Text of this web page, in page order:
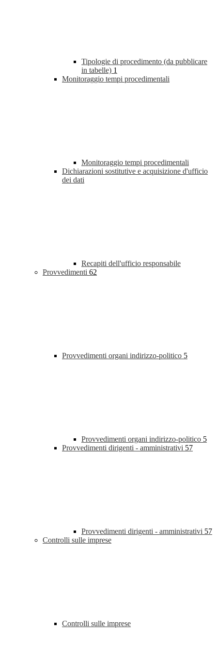
Tipologie di procedimento (da pubblicare
in tabelle) 1
Monitoraggio tempi procedimentali
Monitoraggio tempi procedimentali
Dichiarazioni sostitutive e acquisizione d'ufficio
dei dati
Recapiti dell'ufficio responsabile
Provvedimenti 62
Provvedimenti organi indirizzo-politico 5
Provvedimenti organi indirizzo-politico 5
Provvedimenti dirigenti - amministrativi 57
Provvedimenti dirigenti - amministrativi 57
Controlli sulle imprese
Controlli sulle imprese